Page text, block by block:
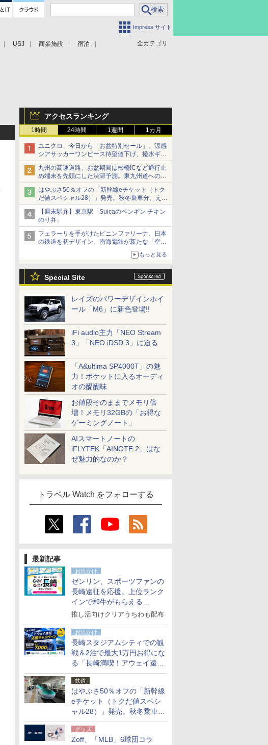
Impress サイト
全カテゴリ
USJ 商業施設 宿泊
アクセスランキング
1時間 24時間 1週間 1カ月
ユニクロ、今日から「お盆特別セール」。涼感
シアサッカーワンピース待望値下げ、撥水ギア
ショーツは1990円に
九州の高速道路、お盆期間は松橋ICなど通行止
め端末を先頭にした渋滞予測。東九州道への迂
回は料金調整を実施
はやぶさ50％オフの「新幹線eチケット（トク
だ値スペシャル28）」発売。秋冬乗車分、えき
ねっと限定
【週末駅弁】東京駅「Suicaのペンギン チキン
のり弁」
フェラーリを手がけたピニンファリーナ、日本
の鉄道を初デザイン。南海電鉄が新たな「空港
もっと見る
Special Site
レイズのパワーデザインホイ
ール「M6」に新色登場!!
iFi audio主力「NEO Stream
3」「NEO iDSD 3」に迫る
「A&ultima SP4000T」の魅
力！ポケットに入るオーディ
オの醍醐味
お値段そのままでメモリ倍
増！メモリ32GBの「お得な
ゲーミングノート」
AIスマートノートの
iFLYTEK「AINOTE 2」はな
ぜ魅力的なのか？
トラベル Watch をフォローする
最新記事
お出かけ
ゼンリン、スポーツファンの
長崎遠征を応援。上位ランク
インで和牛がもらえる
「GO！GO！長崎スタンプラ
推し活向けクリアうちわも配布
お出かけ
長崎スタジアムシティでの観
戦＆2泊で最大1万円お得にな
る「長崎満喫！アウェイ遠征
応援キャンペーン」
鉄道
はやぶさ50％オフの「新幹線
eチケット（トクだ値スペシ
ャル28）」発売。秋冬乗車
分、えきねっと限定
グッズ
Zoff、「MLB」6球団コラ